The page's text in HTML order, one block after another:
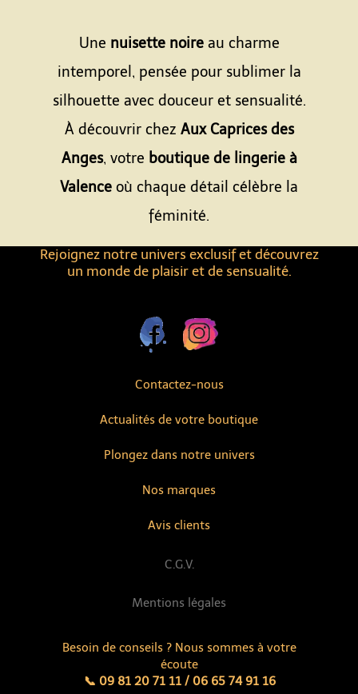
Contactez-nous
Actualités de votre boutique
Avis clients
Nos marques
Rejoignez notre univers exclusif et découvrez
un monde de plaisir et de sensualité.
Besoin de conseils ? Nous sommes à votre
écoute
📞 09 81 20 71 11 / 06 65 74 91 16
Plongez dans notre univers
Mentions légales
C.G.V.
Une nuisette noireau charme
intemporel, pensée pour sublimer la
silhouette avec douceur et sensualité.
À découvrir chez Aux Caprices des
Anges, votre boutique de lingerie à
Valence où chaque détail célèbre la
féminité.